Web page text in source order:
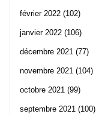
février 2022 (102)
janvier 2022 (106)
décembre 2021 (77)
novembre 2021 (104)
octobre 2021 (99)
septembre 2021 (100)